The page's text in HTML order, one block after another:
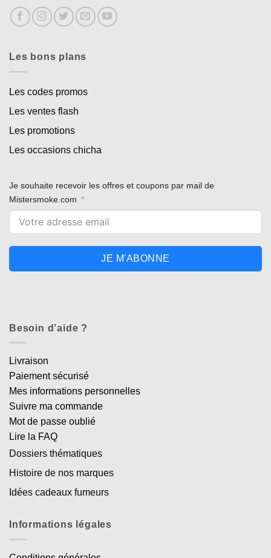
Les bons plans
Les codes promos
Les ventes flash
Les promotions
Les occasions chicha
Je souhaite recevoir les offres et coupons par mail de
Mistersmoke.com
JE M'ABONNE
Besoin d’aide ?
Livraison
Paiement sécurisé
Mes informations personnelles
Suivre ma commande
Mot de passe oublié
Lire la FAQ
Dossiers thématiques
Histoire de nos marques
Idées cadeaux fumeurs
Informations légales